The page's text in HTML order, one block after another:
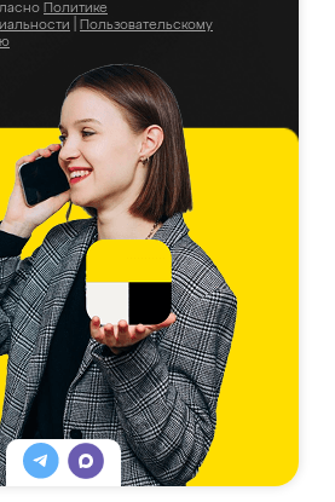
Политике
Пользовательскому